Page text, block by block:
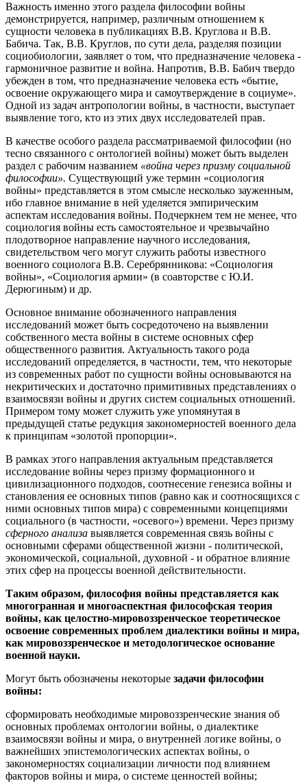
Важность именно этого раздела философии войны
демонстрируется, например, различным отношением к
сущности человека в публикациях В.В. Круглова и В.В.
Бабича. Так, В.В. Круглов, по сути дела, разделяя позиции
социобиологии, заявляет о том, что предназначение человека -
гармоничное развитие и война. Напротив, В.В. Бабич твердо
убежден в том, что предназначение человека есть «бытие,
освоение окружающего мира и самоутверждение в социуме».
Одной из задач антропологии войны, в частности, выступает
выявление того, кто из этих двух исследователей прав.
В качестве особого раздела рассматриваемой философии (но
тесно связанного с онтологией войны) может быть выделен
раздел с рабочим названием «война через призму социальной
философии». Существующий уже термин «социология
войны» представляется в этом смысле несколько зауженным,
ибо главное внимание в ней уделяется эмпирическим
аспектам исследования войны. Подчеркнем тем не менее, что
социология войны есть самостоятельное и чрезвычайно
плодотворное направление научного исследования,
свидетельством чего могут служить работы известного
военного социолога В.В. Серебрянникова: «Социология
войны», «Социология армии» (в соавторстве с Ю.И.
Дерюгиным) и др.
Основное внимание обозначенного направления
исследований может быть сосредоточено на выявлении
собственного места войны в системе основных сфер
общественного развития. Актуальность такого рода
исследований определяется, в частности, тем, что некоторые
из современных работ по сущности войны основываются на
некритических и достаточно примитивных представлениях о
взаимосвязи войны и других систем социальных отношений.
Примером тому может служить уже упомянутая в
предыдущей статье редукция закономерностей военного дела
к принципам «золотой пропорции».
В рамках этого направления актуальным представляется
исследование войны через призму формационного и
цивилизационного подходов, соотнесение генезиса войны и
становления ее основных типов (равно как и соотносящихся с
ними основных типов мира) с современными концепциями
социального (в частности, «осевого») времени. Через призму
сферного анализа выявляется современная связь войны с
основными сферами общественной жизни - политической,
экономической, социальной, духовной - и обратное влияние
этих сфер на процессы военной действительности.
Таким образом, философия войны представляется как
многогранная и многоаспектная философская теория
войны, как целостно-мировоззренческое теоретическое
освоение современных проблем диалектики войны и мира,
как мировоззренческое и методологическое основание
военной науки.
Могут быть обозначены некоторые задачи философии
войны:
сформировать необходимые мировоззренческие знания об
основных проблемах онтологии войны, о диалектике
взаимосвязи войны и мира, о внутренней логике войны, о
важнейших эпистемологических аспектах войны, о
закономерностях социализации личности под влиянием
факторов войны и мира, о системе ценностей войны;